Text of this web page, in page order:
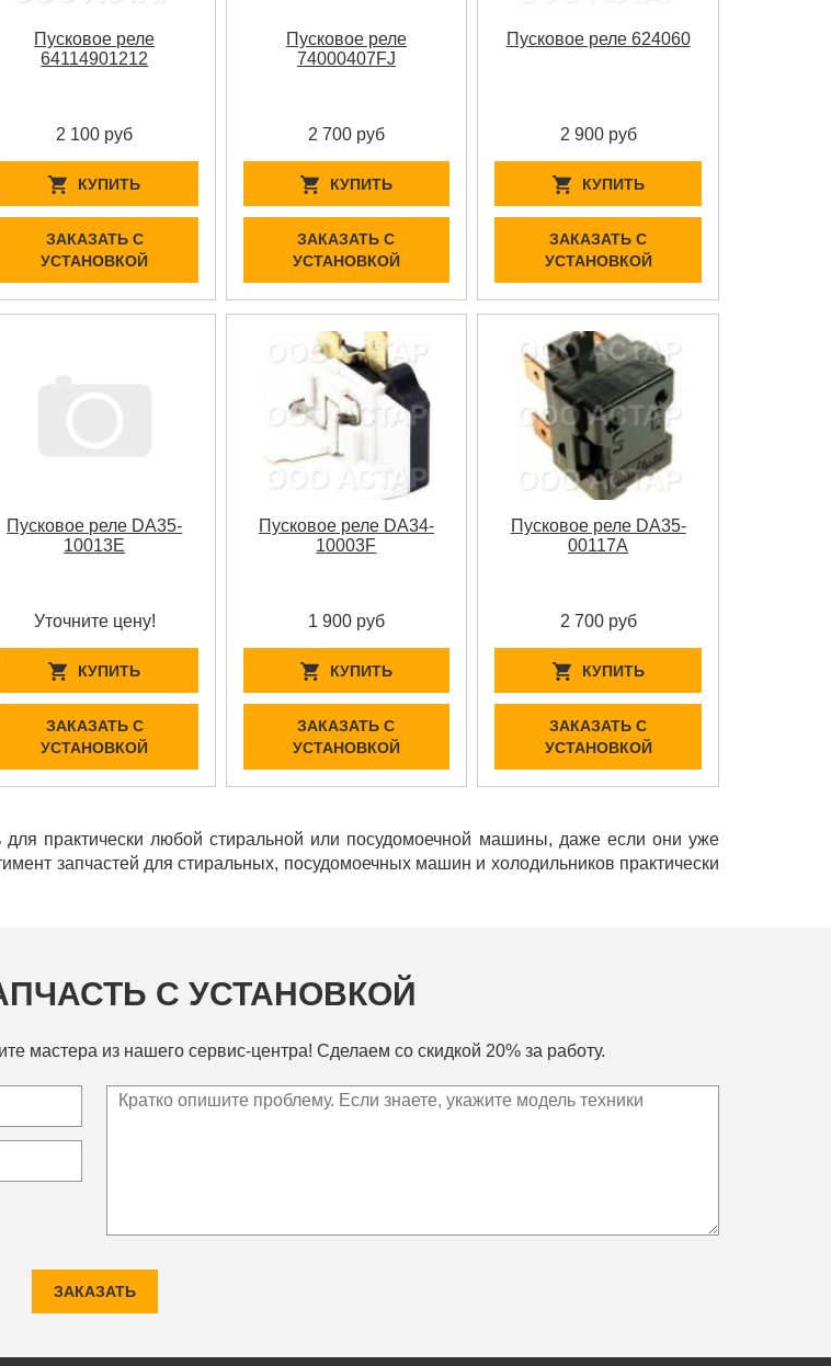
Пусковое реле
64114901212
2 100 руб
КУПИТЬ
ЗАКАЗАТЬ С
УСТАНОВКОЙ
Пусковое реле
74000407FJ
2 700 руб
КУПИТЬ
ЗАКАЗАТЬ С
УСТАНОВКОЙ
Пусковое реле 624060
2 900 руб
КУПИТЬ
ЗАКАЗАТЬ С
УСТАНОВКОЙ
Пусковое реле DA35-
10013E
Уточните цену!
КУПИТЬ
ЗАКАЗАТЬ С
УСТАНОВКОЙ
Пусковое реле DA34-
10003F
1 900 руб
КУПИТЬ
ЗАКАЗАТЬ С
УСТАНОВКОЙ
Пусковое реле DA35-
00117A
2 700 руб
КУПИТЬ
ЗАКАЗАТЬ С
УСТАНОВКОЙ
практически любой стиральной или посудомоечной машины, даже если они уже
запчастей для стиральных, посудомоечных машин и холодильников практически
С УСТАНОВКОЙ
мастера из нашего сервис-центра! Сделаем со скидкой 20% за работу.
ЗАКАЗАТЬ